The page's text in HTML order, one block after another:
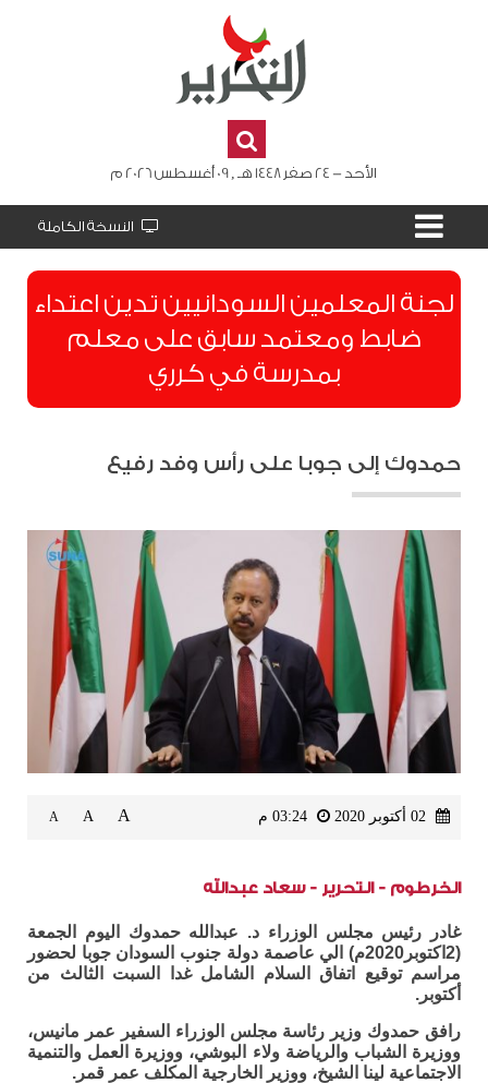
الأحد - 24 صفر 1448 هـ , 09 أغسطس 2026 م
النسخة الكاملة
لجنة المعلمين السودانيين تدين اعتداء
ضابط ومعتمد سابق على معلم
بمدرسة في كرري
حمدوك إلى جوبا على رأس وفد رفيع
A
A
A
الخرطوم - التحرير - سعاد عبدالله
غادر رئيس مجلس الوزراء د. عبدالله حمدوك اليوم الجمعة
(2اكتوبر2020م) الي عاصمة دولة جنوب السودان جوبا لحضور
مراسم توقيع اتفاق السلام الشامل غدا السبت الثالث من
أكتوبر.
رافق حمدوك وزير رئاسة مجلس الوزراء السفير عمر مانيس،
ووزيرة الشباب والرياضة ولاء البوشي، ووزيرة العمل والتنمية
الاجتماعية لينا الشيخ، ووزير الخارجية المكلف عمر قمر.